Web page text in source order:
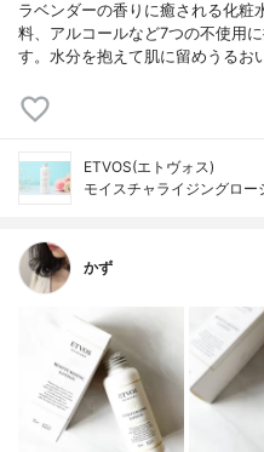
ラベンダーの香りに癒される化粧
料、アルコールなど7つの不使用
す。水分を抱えて肌に留めうるお
ETVOS(エトヴォス)
モイスチャライジングロー
かず